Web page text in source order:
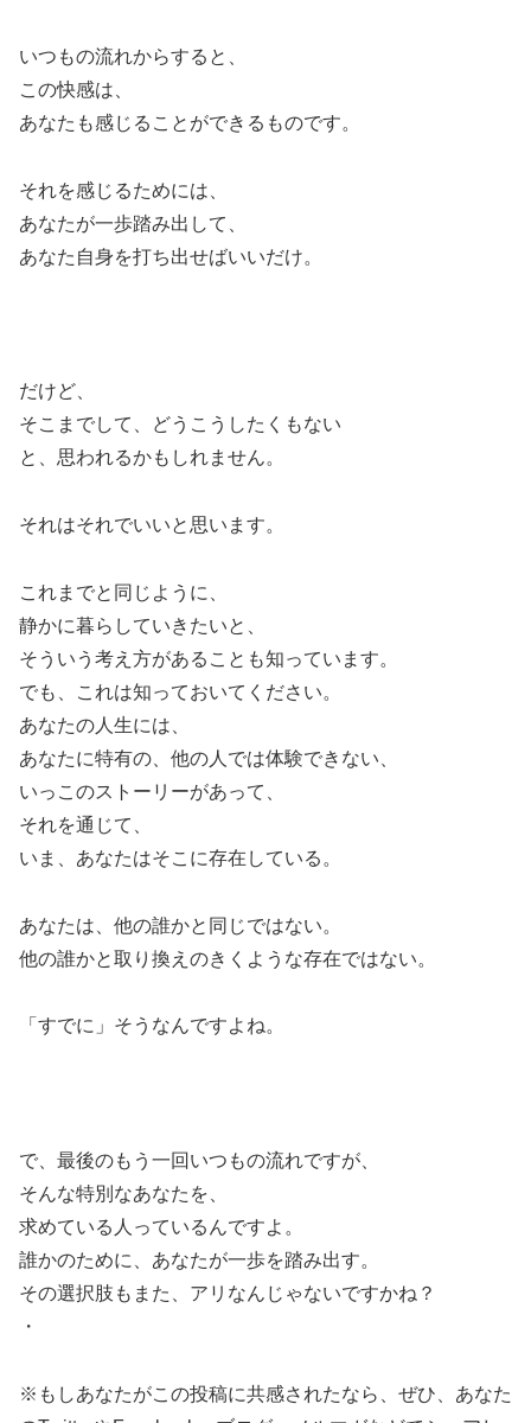
いつもの流れからすると、
この快感は、
あなたも感じることができるものです。
それを感じるためには、
あなたが一歩踏み出して、
あなた自身を打ち出せばいいだけ。
だけど、
そこまでして、どうこうしたくもない
と、思われるかもしれません。
それはそれでいいと思います。
これまでと同じように、
静かに暮らしていきたいと、
そういう考え方があることも知っています。
でも、これは知っておいてください。
あなたの人生には、
あなたに特有の、他の人では体験できない、
いっこのストーリーがあって、
それを通じて、
いま、あなたはそこに存在している。
あなたは、他の誰かと同じではない。
他の誰かと取り換えのきくような存在ではない。
「すでに」そうなんですよね。
で、最後のもう一回いつもの流れですが、
そんな特別なあなたを、
求めている人っているんですよ。
誰かのために、あなたが一歩を踏み出す。
その選択肢もまた、アリなんじゃないですかね？
・
※もしあなたがこの投稿に共感されたなら、ぜひ、あなた